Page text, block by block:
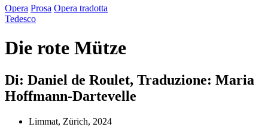
Opera Prosa Opera tradotta
Tedesco
Die rote Mütze
Di: Daniel de Roulet, Traduzione: Maria
Hoffmann-Dartevelle
Limmat, Zürich, 2024